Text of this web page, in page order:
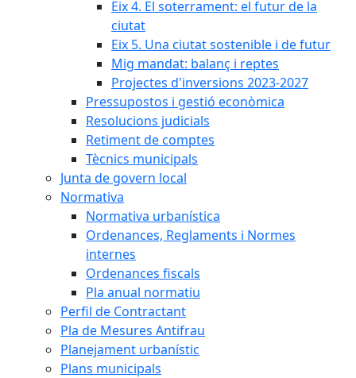
Eix 4. El soterrament: el futur de la
ciutat
Eix 5. Una ciutat sostenible i de futur
Mig mandat: balanç i reptes
Projectes d'inversions 2023-2027
Pressupostos i gestió econòmica
Resolucions judicials
Retiment de comptes
Tècnics municipals
Junta de govern local
Normativa
Normativa urbanística
Ordenances, Reglaments i Normes
internes
Ordenances fiscals
Pla anual normatiu
Perfil de Contractant
Pla de Mesures Antifrau
Planejament urbanístic
Plans municipals